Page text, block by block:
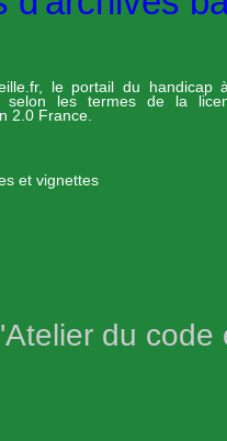
le portail du handicap
selon les termes de la
2.0 France.
et vignettes
du